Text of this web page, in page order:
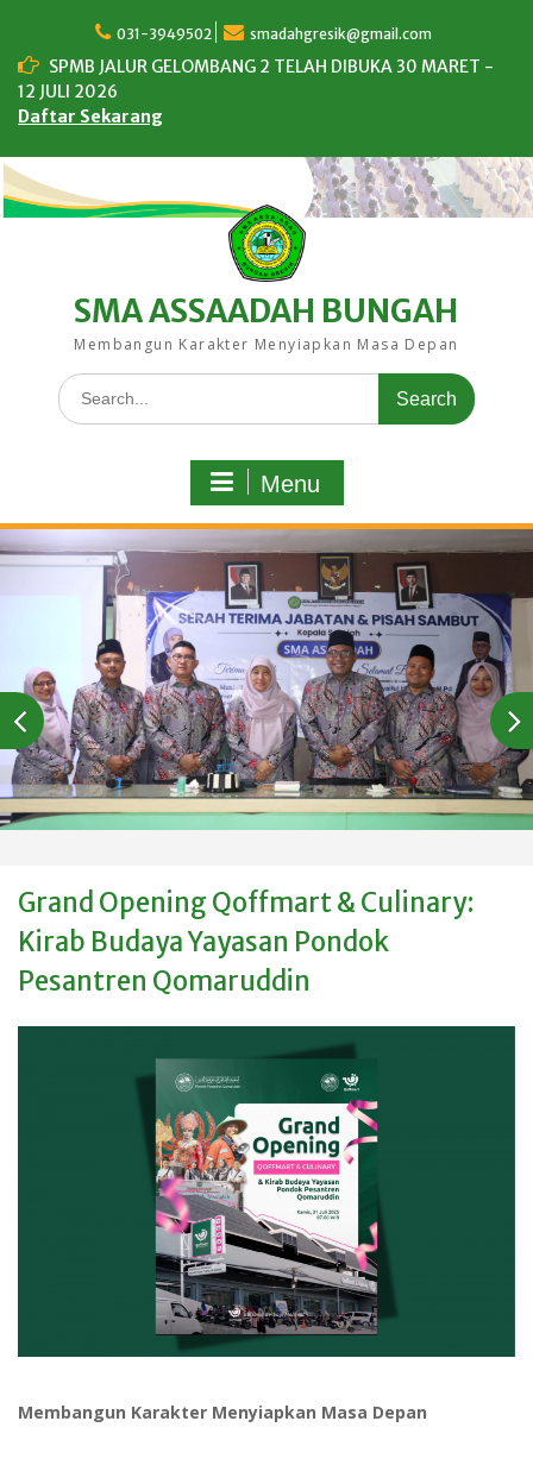
content
031-3949502 smadahgresik@gmail.com
SPMB JALUR GELOMBANG 2 TELAH DIBUKA 30 MARET -
12 JULI 2026
Daftar Sekarang
SMA ASSAADAH BUNGAH
Membangun Karakter Menyiapkan Masa Depan
Search
for:
Menu
Grand Opening Qoffmart & Culinary:
Kirab Budaya Yayasan Pondok
Pesantren Qomaruddin
Membangun Karakter Menyiapkan Masa Depan